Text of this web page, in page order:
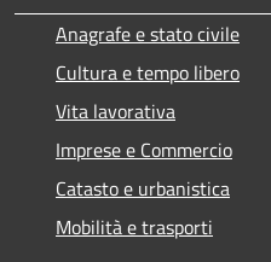
Anagrafe e stato civile
Cultura e tempo libero
Vita lavorativa
Imprese e Commercio
Catasto e urbanistica
Mobilità e trasporti